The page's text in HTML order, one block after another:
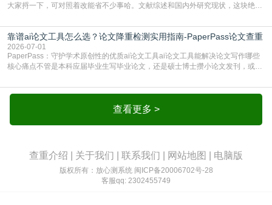
大家捋一下，可对照着改能省不少事哈。文献综述和国内外研究现状，这块绝对
乎一模一样的话，你要是直接复制百度百科、教材或别人写好的综述段落，系统
一抓一个准，整段飘红。研究背景、意义和方法描述也是不可避免，比如“本文采
用问卷调查法““运用SPSS软件进行数据分
靠谱ai论文工具怎么选？论文降重检测实用指南-PaperPass论文查重
2026-07-01
PaperPass：守护学术原创性的优质ai论文工具ai论文工具能解决论文写作哪些
核心痛点不管是本科应届毕业生写毕业论文，还是硕士博士攒小论文发刊，或是
自己逐句读逐句改，熬好几个大夜不说，还经常改不到点上，交上去才发现重复
率超标，再返工太折腾。现在有了成熟的ai论文工具，这些痛点基本都能高效解
决。靠谱的ai论文工具，不止能帮你梳查看更多 >
查重介绍 关于我们 联系我们 网站地图 电脑版
版权所有：放心测系统 闽ICP备20006702号-28
客服qq: 2302455749